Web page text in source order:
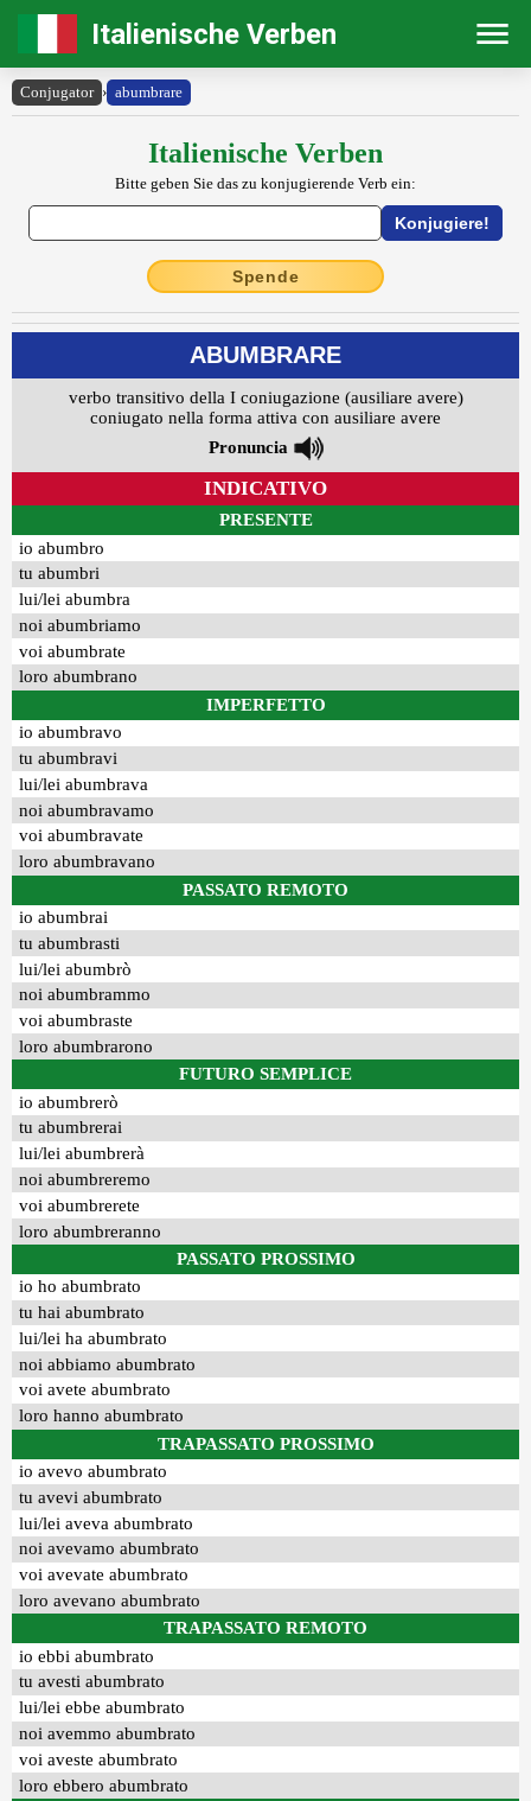
Italienische Verben
Conjugator › abumbrare
Italienische Verben
Bitte geben Sie das zu konjugierende Verb ein:
Spende
ABUMBRARE
verbo transitivo della I coniugazione (ausiliare avere)
coniugato nella forma attiva con ausiliare avere
Pronuncia
INDICATIVO
PRESENTE
io abumbro
tu abumbri
lui/lei abumbra
noi abumbriamo
voi abumbrate
loro abumbrano
IMPERFETTO
io abumbravo
tu abumbravi
lui/lei abumbrava
noi abumbravamo
voi abumbravate
loro abumbravano
PASSATO REMOTO
io abumbrai
tu abumbrasti
lui/lei abumbrò
noi abumbrammo
voi abumbraste
loro abumbrarono
FUTURO SEMPLICE
io abumbrerò
tu abumbrerai
lui/lei abumbrerà
noi abumbreremo
voi abumbrerete
loro abumbreranno
PASSATO PROSSIMO
io ho abumbrato
tu hai abumbrato
lui/lei ha abumbrato
noi abbiamo abumbrato
voi avete abumbrato
loro hanno abumbrato
TRAPASSATO PROSSIMO
io avevo abumbrato
tu avevi abumbrato
lui/lei aveva abumbrato
noi avevamo abumbrato
voi avevate abumbrato
loro avevano abumbrato
TRAPASSATO REMOTO
io ebbi abumbrato
tu avesti abumbrato
lui/lei ebbe abumbrato
noi avemmo abumbrato
voi aveste abumbrato
loro ebbero abumbrato